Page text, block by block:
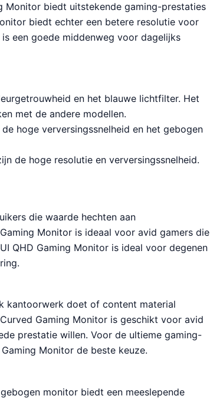
Monitor biedt uitstekende gaming-prestaties
biedt echter een betere resolutie voor
een goede middenweg voor dagelijks
en het blauwe lichtfilter. Het
met de andere modellen.
hoge verversingssnelheid en het gebogen
de hoge resolutie en verversingssnelheid.
die waarde hechten aan
Monitor is ideaal voor avid gamers die
QHD Gaming Monitor is ideal voor degenen
kantoorwerk doet of content material
Gaming Monitor is geschikt voor avid
prestatie willen. Voor de ultieme gaming-
Monitor de beste keuze.
gebogen monitor biedt een meeslepende